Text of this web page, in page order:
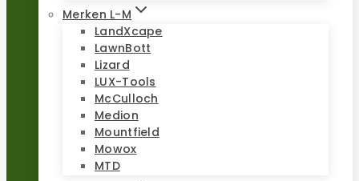
Merken L-M
LandXcape
LawnBott
Lizard
LUX-Tools
McCulloch
Medion
Mountfield
Mowox
MTD